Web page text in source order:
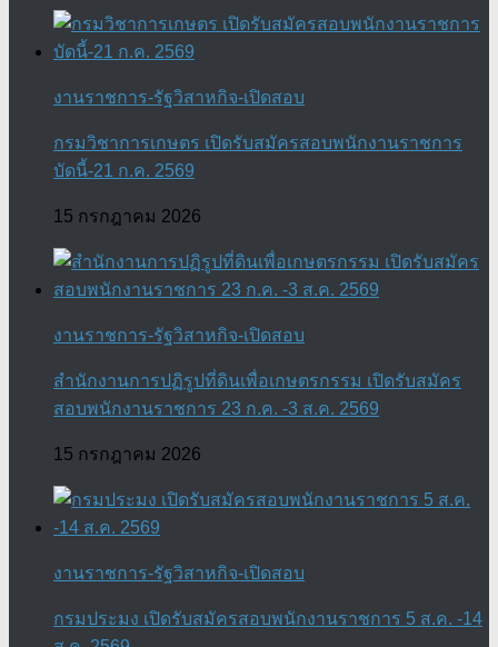
งานราชการ-รัฐวิสาหกิจ-เปิดสอบ
กรมวิชาการเกษตร เปิดรับสมัครสอบพนักงานราชการ
บัดนี้-21 ก.ค. 2569
15 กรกฎาคม 2026
งานราชการ-รัฐวิสาหกิจ-เปิดสอบ
สำนักงานการปฏิรูปที่ดินเพื่อเกษตรกรรม เปิดรับสมัคร
สอบพนักงานราชการ 23 ก.ค. -3 ส.ค. 2569
15 กรกฎาคม 2026
งานราชการ-รัฐวิสาหกิจ-เปิดสอบ
กรมประมง เปิดรับสมัครสอบพนักงานราชการ 5 ส.ค. -14